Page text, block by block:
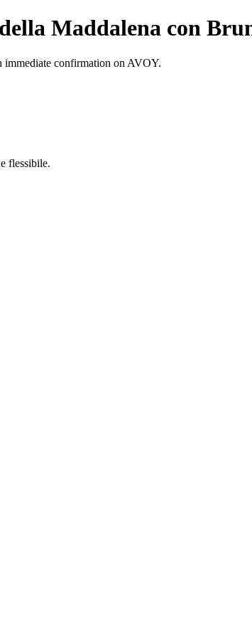
Maddalena con
immediate confirmation on AVOY.
flessibile.